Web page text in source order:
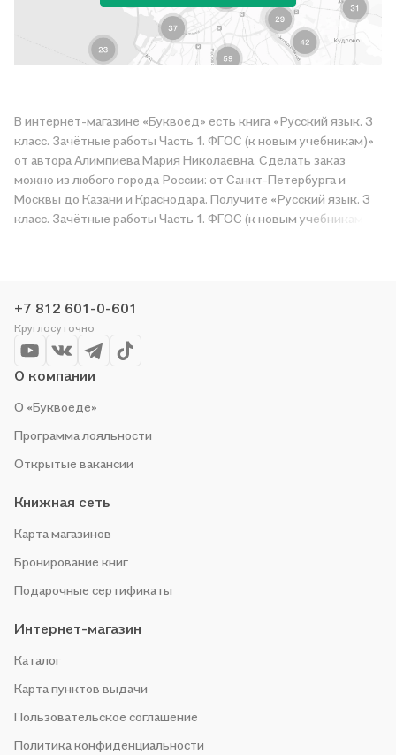
В интернет-магазине «Буквоед» есть книга «Русский язык. 3
класс. Зачётные работы Часть 1. ФГОС (к новым учебникам)»
от автора Алимпиева Мария Николаевна. Сделать заказ
можно из любого города России: от Санкт-Петербурга и
Москвы до Казани и Краснодара. Получите «Русский язык. 3
класс. Зачётные работы Часть 1. ФГОС (к новым учебникам)»
чтобы не упустить выгоду!
+7 812 601-0-601
Круглосуточно
О компании
О «Буквоеде»
Программа лояльности
Открытые вакансии
Книжная сеть
Карта магазинов
Бронирование книг
Подарочные сертификаты
Интернет-магазин
Каталог
Карта пунктов выдачи
Пользовательское соглашение
Политика конфиденциальности